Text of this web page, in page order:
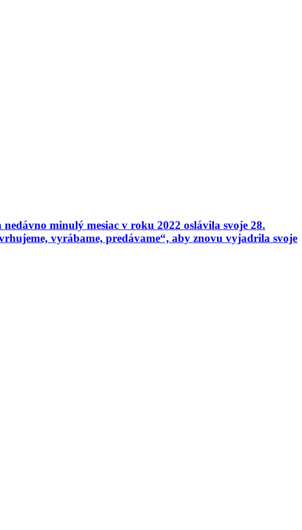
minulý mesiac v roku 2022 oslávila svoje 28.
vyrábame, predávame“, aby znovu vyjadrila svoje